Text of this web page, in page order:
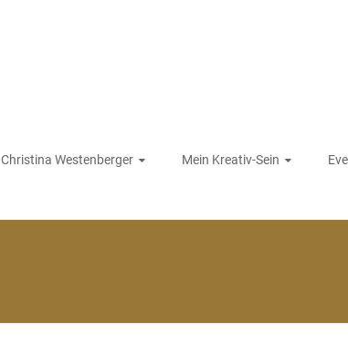
Christina Westenberger Mein Kreativ-Sein